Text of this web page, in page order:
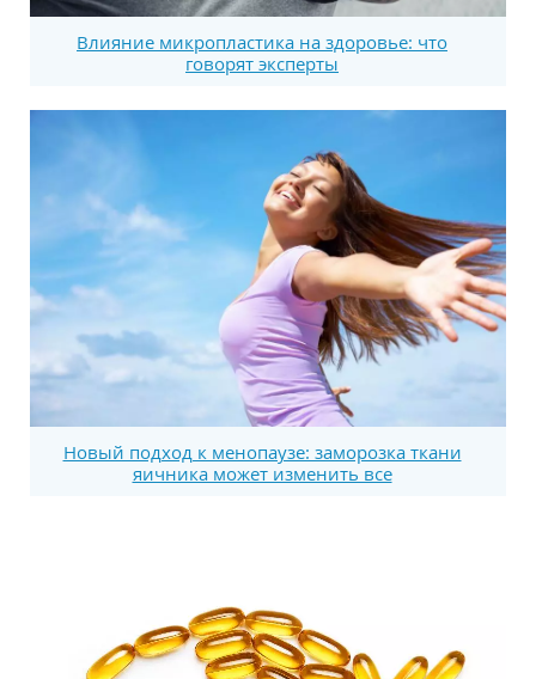
Влияние микропластика на здоровье: что
говорят эксперты
Новый подход к менопаузе: заморозка ткани
яичника может изменить все